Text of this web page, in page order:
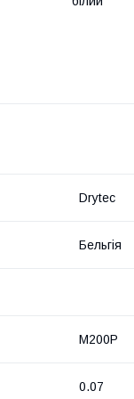
Drytec
Бельгія
M200P
0.07